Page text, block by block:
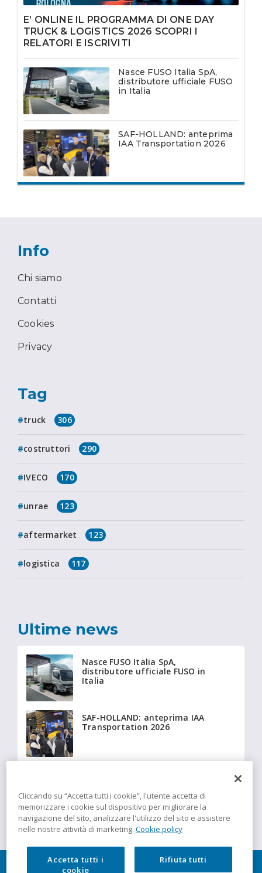
E’ ONLINE IL PROGRAMMA DI ONE DAY
TRUCK & LOGISTICS 2026 SCOPRI I
RELATORI E ISCRIVITI
Nasce FUSO Italia SpA,
distributore ufficiale FUSO
in Italia
SAF-HOLLAND: anteprima
IAA Transportation 2026
Info
Chi siamo
Contatti
Cookies
Privacy
Tag
truck 306
costruttori 290
IVECO 170
unrae 123
aftermarket 123
logistica 117
Ultime news
Nasce FUSO Italia SpA,
distributore ufficiale FUSO in
Italia
SAF-HOLLAND: anteprima IAA
Transportation 2026
isotermici equipaggiati con
tecnologia Insulation
Cliccando su “Accetta tutti i cookie”, l'utente accetta di
memorizzare i cookie sul dispositivo per migliorare la
navigazione del sito, analizzare l'utilizzo del sito e assistere
nelle nostre attività di marketing. Cookie policy
Accetta tutti i
cookie
Rifiuta tutti